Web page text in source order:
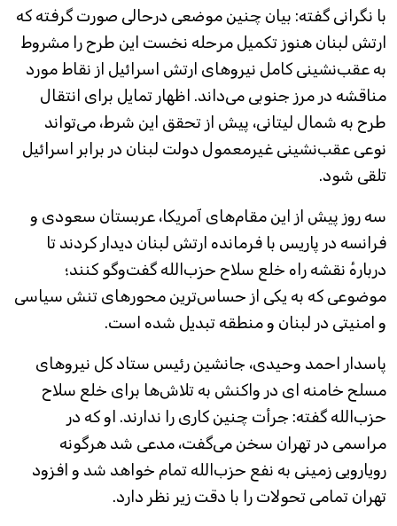
با نگرانی گفته: بیان چنین موضعی درحالی صورت گرفته که
ارتش لبنان هنوز تکمیل مرحله نخست این طرح را مشروط
به عقب‌نشینی کامل نیرو‌های ارتش اسرائیل از نقاط مورد
مناقشه در مرز جنوبی می‌داند. اظهار تمایل برای انتقال
طرح به شمال لیتانی، پیش از تحقق این شرط، می‌تواند
نوعی عقب‌نشینی غیرمعمول دولت لبنان در برابر اسرائیل
تلقی شود.
سه روز پیش از این مقام‌های آمریکا، عربستان سعودی و
فرانسه در پاریس با فرمانده ارتش لبنان دیدار کردند تا
دربارهٔ نقشه راه خلع سلاح حزب‌الله گفت‌وگو کنند؛
موضوعی که به یکی از حساس‌ترین محورهای تنش سیاسی
و امنیتی در لبنان و منطقه تبدیل شده است.
پاسدار احمد وحیدی، جانشین رئیس ستاد کل نیروهای
مسلح خامنه ای در واکنش به تلاش‌ها برای خلع سلاح
حزب‌الله گفته: جرأت چنین کاری را ندارند. او که در
مراسمی در تهران سخن می‌گفت، مدعی شد هرگونه
رویارویی زمینی به نفع حزب‌الله تمام خواهد شد و افزود
تهران تمامی تحولات را با دقت زیر نظر دارد.